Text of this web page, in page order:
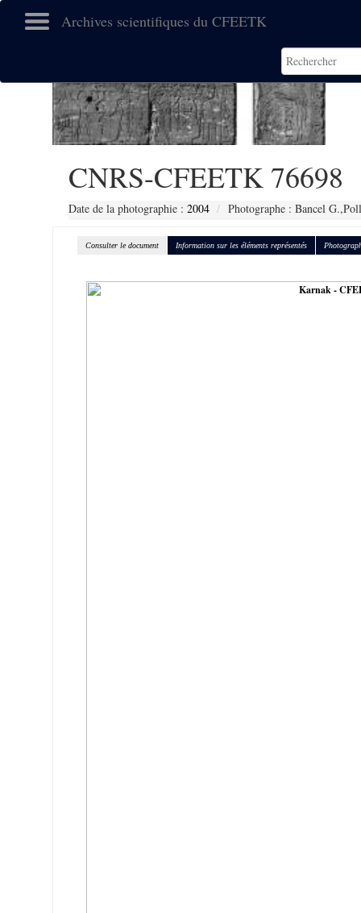
Archives scientifiques du CFEETK
CNRS-CFEETK 76698
Date de la photographie : 2004 Photographe : Bancel
Consulter le document Information sur les éléments représentés